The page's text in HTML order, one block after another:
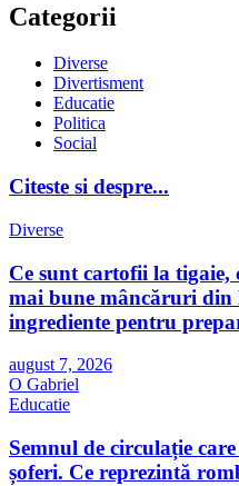
Categorii
Diverse
Divertisment
Educatie
Politica
Social
Citeste si despre...
Diverse
Ce sunt cartofii la tigaie,
mai bune mâncăruri din
ingrediente pentru
august 7, 2026
O Gabriel
Educatie
Semnul de circulație
șoferi. Ce reprezintă